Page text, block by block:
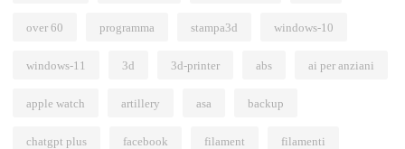
over 60 programma stampa3d windows-10
windows-11 3d 3d-printer abs ai per anziani
apple watch artillery asa backup
chatgpt plus facebook filament filamenti